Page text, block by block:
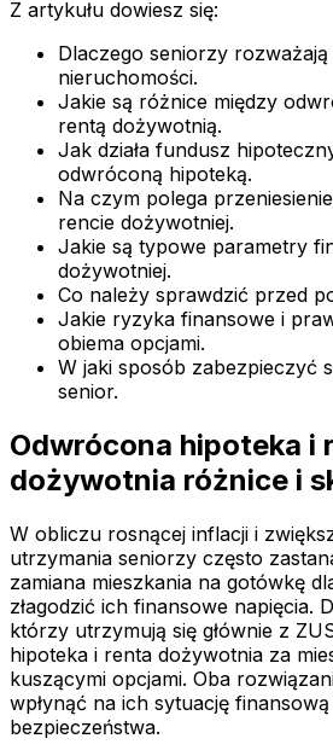
Z artykułu dowiesz się:
Dlaczego seniorzy rozważają
nieruchomości.
Jakie są różnice między
rentą dożywotnią.
Jak działa fundusz
odwróconą hipoteką.
Na czym polega
rencie dożywotniej.
Jakie są typowe parametry
dożywotniej.
Co należy sprawdzić przed
Jakie ryzyka finansowe i
obiema opcjami.
W jaki sposób zabezpieczyć
senior.
Odwrócona hipoteka i
dożywotnia różnice i
W obliczu rosnącej inflacji i
utrzymania seniorzy często
zamiana mieszkania na gotówkę
złagodzić ich finansowe napięcia.
którzy utrzymują się głównie z
hipoteka i renta dożywotnia za
kuszącymi opcjami. Oba
wpłynąć na ich sytuację
bezpieczeństwa.